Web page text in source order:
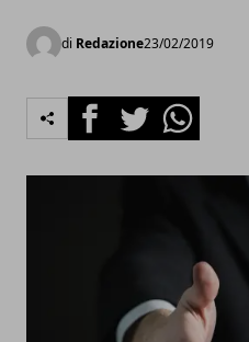
di Redazione23/02/2019
FacebookTwitterWhatsapp